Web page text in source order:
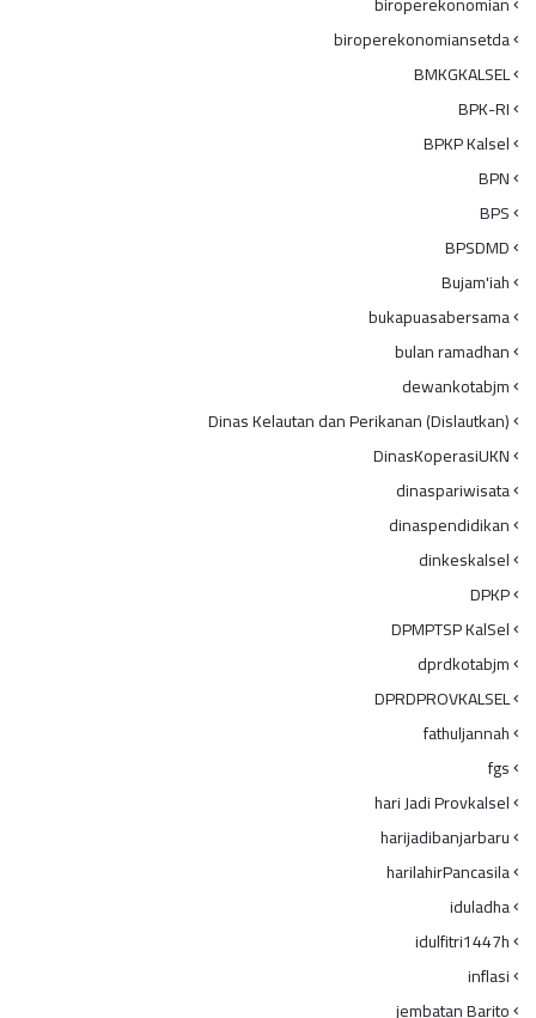
biroperekonomiansetda
BMKGKALSEL
BPK-RI
BPKP Kalsel
BPN
BPS
BPSDMD
Bujam'iah
bukapuasabersama
bulan ramadhan
dewankotabjm
Dinas Kelautan dan Perikanan (Dislautkan)
DinasKoperasiUKN
dinaspariwisata
dinaspendidikan
dinkeskalsel
DPKP
DPMPTSP KalSel
dprdkotabjm
DPRDPROVKALSEL
fathuljannah
fgs
hari Jadi Provkalsel
harijadibanjarbaru
harilahirPancasila
iduladha
idulfitri1447h
inflasi
jembatan Barito